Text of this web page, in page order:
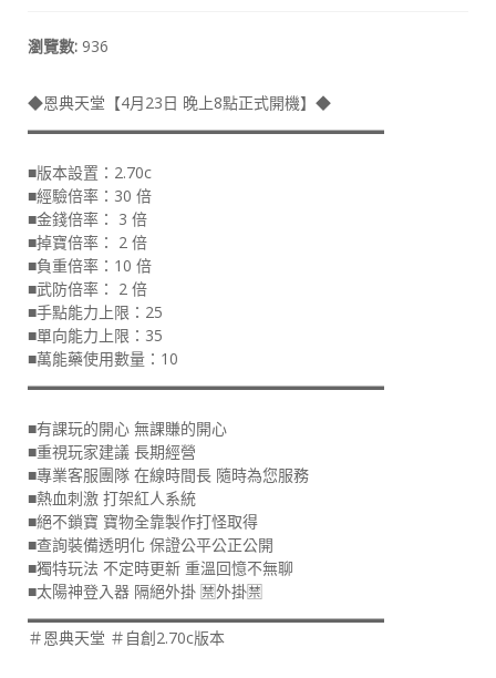
瀏覽數: 936
◆恩典天堂【4月23日 晚上8點正式開機】◆
▂▂▂▂▂▂▂▂▂▂▂▂▂▂▂▂▂▂▂▂▂▂▂
■版本設置：2.70c
■經驗倍率：30 倍
■金錢倍率： 3 倍
■掉寶倍率： 2 倍
■負重倍率：10 倍
■武防倍率： 2 倍
■手點能力上限：25
■單向能力上限：35
■萬能藥使用數量：10
▂▂▂▂▂▂▂▂▂▂▂▂▂▂▂▂▂▂▂▂▂▂▂
■有課玩的開心 無課賺的開心
■重視玩家建議 長期經營
■專業客服團隊 在線時間長 隨時為您服務
■熱血刺激 打架紅人系統
■絕不鎖寶 寶物全靠製作打怪取得
■查詢裝備透明化 保證公平公正公開
■獨特玩法 不定時更新 重溫回憶不無聊
■太陽神登入器 隔絕外掛 🈲️外掛🈲️
▂▂▂▂▂▂▂▂▂▂▂▂▂▂▂▂▂▂▂▂▂▂▂
＃恩典天堂 ＃自創2.70c版本